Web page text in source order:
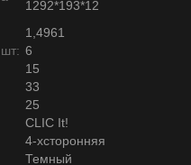
1292*193*12
1,4961
6
15
33
25
CLIC It!
4-хсторонняя
Темный